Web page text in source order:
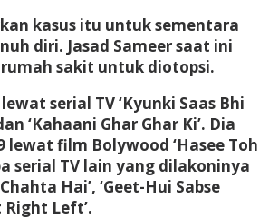
kasus itu untuk sementara
diri. Jasad Sameer saat ini
sakit untuk diotopsi.
serial TV ‘Kyunki Saas Bhi
‘Kahaani Ghar Ghar Ki’. Dia
lewat film Bolywood ‘Hasee Toh
serial TV lain yang dilakoninya
Hai’, ‘Geet-Hui Sabse
Right Left’.